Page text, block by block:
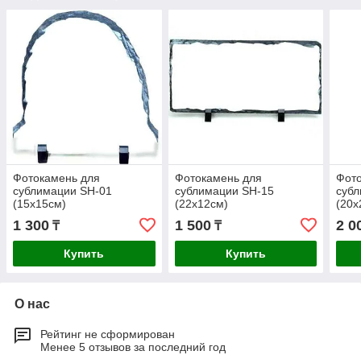
Фотокамень для
сублимации SH-01
(15х15см)
1 300 ₸
Купить
Фотокамень для
сублимации SH-15
(22х12см)
1 500₸
Купить
2
О нас
Рейтинг не сформирован
Менее 5 отзывов за последний год